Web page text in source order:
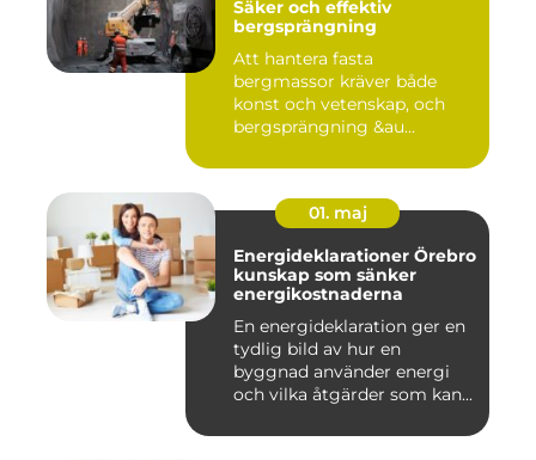
Säker och effektiv
bergsprängning
Att hantera fasta
bergmassor kräver både
konst och vetenskap, och
bergsprängning &au...
01. maj
Energideklarationer Örebro
kunskap som sänker
energikostnaderna
En energideklaration ger en
tydlig bild av hur en
byggnad använder energi
och vilka åtgärder som kan...